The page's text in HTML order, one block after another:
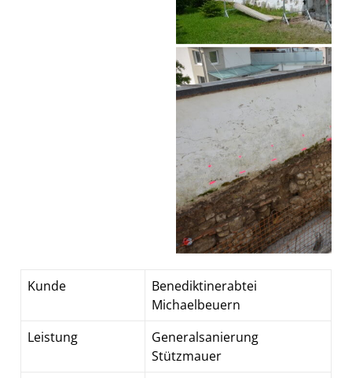
Kunde
Benediktinerabtei
Michaelbeuern
Leistung
Generalsanierung
Stützmauer